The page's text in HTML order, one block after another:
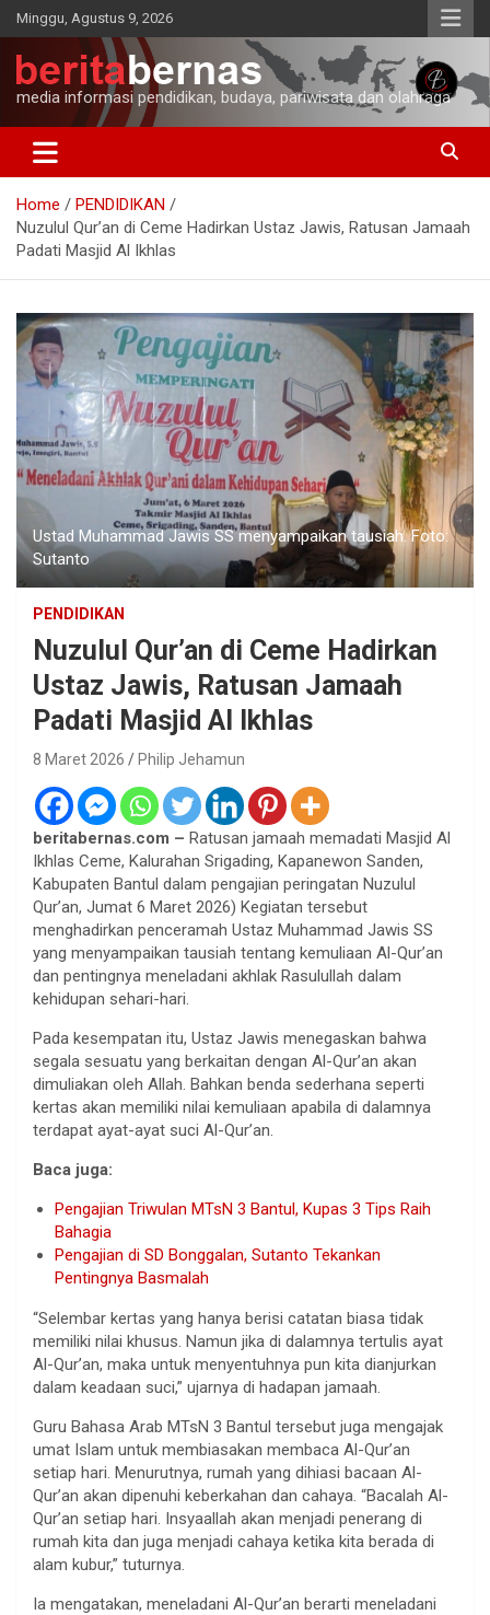
Skip
to
content
Minggu, Agustus 9, 2026
media informasi pendidikan, budaya, pariwisata dan olahraga
Home
PENDIDIKAN
Nuzulul Qur’an di Ceme Hadirkan Ustaz Jawis, Ratusan Jamaah
Padati Masjid Al Ikhlas
Ustad Muhammad Jawis SS menyampaikan tausiah. Foto:
Sutanto
PENDIDIKAN
Nuzulul Qur’an di Ceme Hadirkan
Ustaz Jawis, Ratusan Jamaah
Padati Masjid Al Ikhlas
8 Maret 2026 Philip Jehamun
beritabernas.com – Ratusan jamaah memadati Masjid Al
Ikhlas Ceme, Kalurahan Srigading, Kapanewon Sanden,
Kabupaten Bantul dalam pengajian peringatan Nuzulul
Qur’an, Jumat 6 Maret 2026) Kegiatan tersebut
menghadirkan penceramah Ustaz Muhammad Jawis SS
yang menyampaikan tausiah tentang kemuliaan Al-Qur’an
dan pentingnya meneladani akhlak Rasulullah dalam
kehidupan sehari-hari.
Pada kesempatan itu, Ustaz Jawis menegaskan bahwa
segala sesuatu yang berkaitan dengan Al-Qur’an akan
dimuliakan oleh Allah. Bahkan benda sederhana seperti
kertas akan memiliki nilai kemuliaan apabila di dalamnya
terdapat ayat-ayat suci Al-Qur’an.
Baca juga:
Pengajian Triwulan MTsN 3 Bantul, Kupas 3 Tips Raih
Bahagia
Pengajian di SD Bonggalan, Sutanto Tekankan
Pentingnya Basmalah
“Selembar kertas yang hanya berisi catatan biasa tidak
memiliki nilai khusus. Namun jika di dalamnya tertulis ayat
Al-Qur’an, maka untuk menyentuhnya pun kita dianjurkan
dalam keadaan suci,” ujarnya di hadapan jamaah.
Guru Bahasa Arab MTsN 3 Bantul tersebut juga mengajak
umat Islam untuk membiasakan membaca Al-Qur’an
setiap hari. Menurutnya, rumah yang dihiasi bacaan Al-
Qur’an akan dipenuhi keberkahan dan cahaya. “Bacalah Al-
Qur’an setiap hari. Insyaallah akan menjadi penerang di
rumah kita dan juga menjadi cahaya ketika kita berada di
alam kubur,” tuturnya.
Ia mengatakan, meneladani Al-Qur’an berarti meneladani